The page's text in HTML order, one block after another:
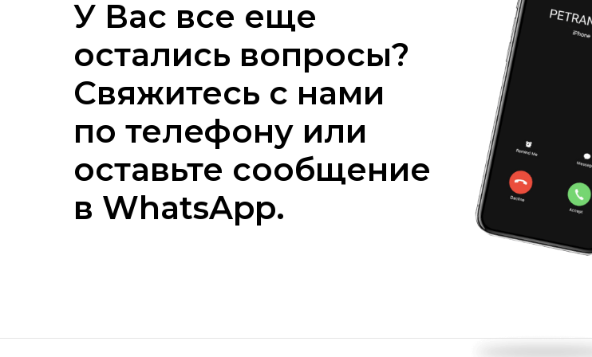
У Вас все еще
остались вопросы?
Свяжитесь с нами
по телефону или
оставьте сообщение
в WhatsApp.